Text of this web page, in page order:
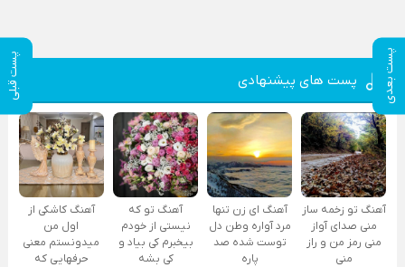
پست بعدی پست قبلی پست های پیشنهادی
آهنگ تو زخمه ساز
منی صدای آواز
منی رمز من و راز
منی
آهنگ ای زن تنها
مرد آواره وطن دل
توست شده صد
پاره
آهنگ تو که
نیستی از خودم
بیخبرم کی بیاد و
کی بشه
آهنگ کاشکی از
اول من
میدونستم معنی
حرفهایی که